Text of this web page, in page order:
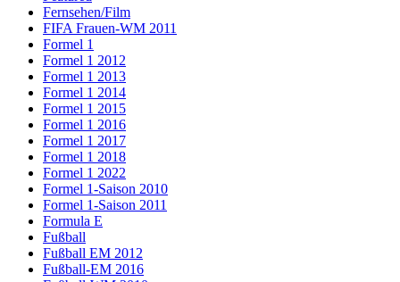
Fernsehen/Film
FIFA Frauen-WM 2011
Formel 1
Formel 1 2012
Formel 1 2013
Formel 1 2014
Formel 1 2015
Formel 1 2016
Formel 1 2017
Formel 1 2018
Formel 1 2022
Formel 1-Saison 2010
Formel 1-Saison 2011
Formula E
Fußball
Fußball EM 2012
Fußball-EM 2016